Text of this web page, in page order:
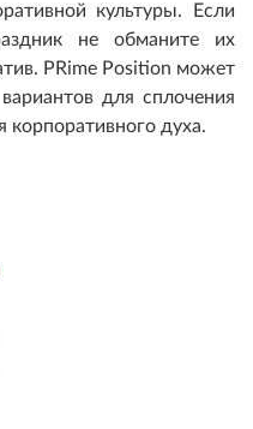
культуры. Если
не обманите их
PRime Position может
для сплочения
корпоративного духа.